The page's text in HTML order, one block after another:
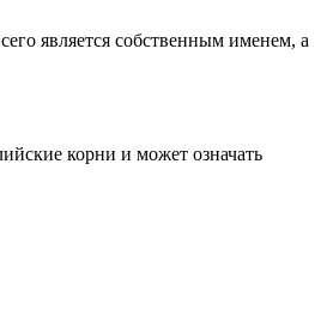
является собственным именем, а
корни и может означать